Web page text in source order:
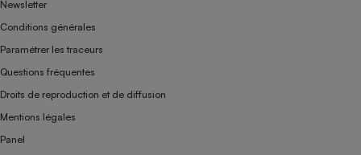
Newsletter
Conditions générales
Paramétrer les traceurs
Questions fréquentes
Droits de reproduction et de diffusion
Mentions légales
Panel